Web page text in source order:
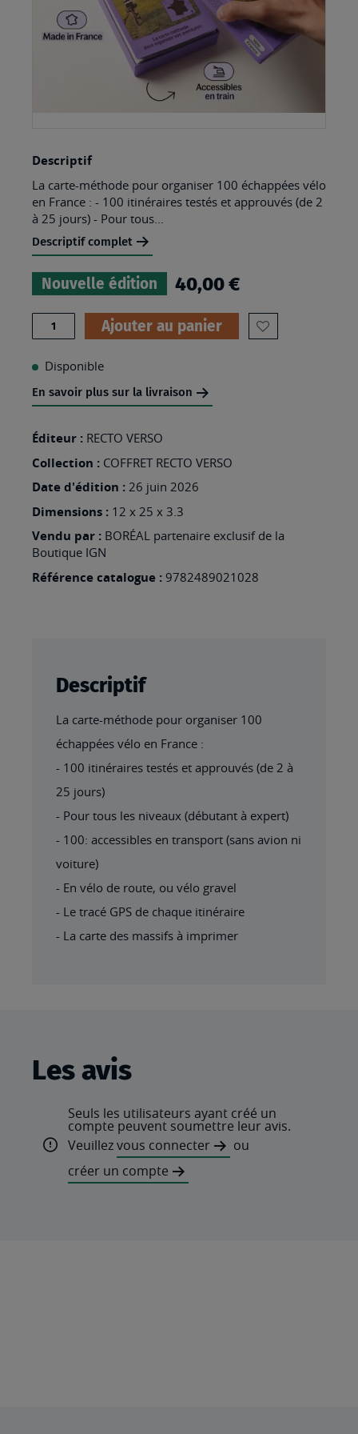
to
the
beginning
of
the
images
Descriptif
La carte-méthode pour organiser 100 échappées vélo
en France : - 100 itinéraires testés et approuvés (de 2
à 25 jours) - Pour tous...
Descriptif complet
Nouvelle édition 40,00 €
Quantité Ajouter au panier
AJOUTER
A
Disponible
En savoir plus sur la livraison
Éditeur : RECTO VERSO
Collection : COFFRET RECTO VERSO
Date d'édition : 26 juin 2026
Dimensions : 12 x 25 x 3.3
Vendu par : BORÉAL partenaire exclusif de la
Boutique IGN
Référence catalogue : 9782489021028
Descriptif
La carte-méthode pour organiser 100
échappées vélo en France :
- 100 itinéraires testés et approuvés (de 2 à
25 jours)
- Pour tous les niveaux (débutant à expert)
- 100: accessibles en transport (sans avion ni
voiture)
- En vélo de route, ou vélo gravel
- Le tracé GPS de chaque itinéraire
- La carte des massifs à imprimer
Les avis
Seuls les utilisateurs ayant créé un
compte peuvent soumettre leur avis.
Veuillezvous connecter
ou
créer un compte